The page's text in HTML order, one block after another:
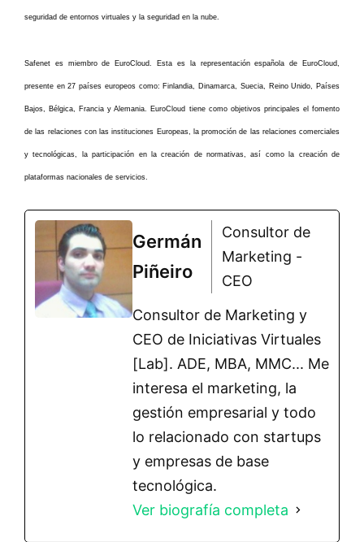
seguridad de entornos virtuales y la seguridad en la nube.
Safenet es miembro de EuroCloud. Esta es la representación española de EuroCloud,
presente en 27 países europeos como: Finlandia, Dinamarca, Suecia, Reino Unido, Países
Bajos, Bélgica, Francia y Alemania. EuroCloud tiene como objetivos principales el fomento
de las relaciones con las instituciones Europeas, la promoción de las relaciones comerciales
y tecnológicas, la participación en la creación de normativas, así como la creación de
plataformas nacionales de servicios.
Germán
Piñeiro
Consultor de
Marketing -
CEO
Consultor de Marketing y
CEO de Iniciativas Virtuales
[Lab]. ADE, MBA, MMC... Me
interesa el marketing, la
gestión empresarial y todo
lo relacionado con startups
y empresas de base
tecnológica.
Ver biografía completa